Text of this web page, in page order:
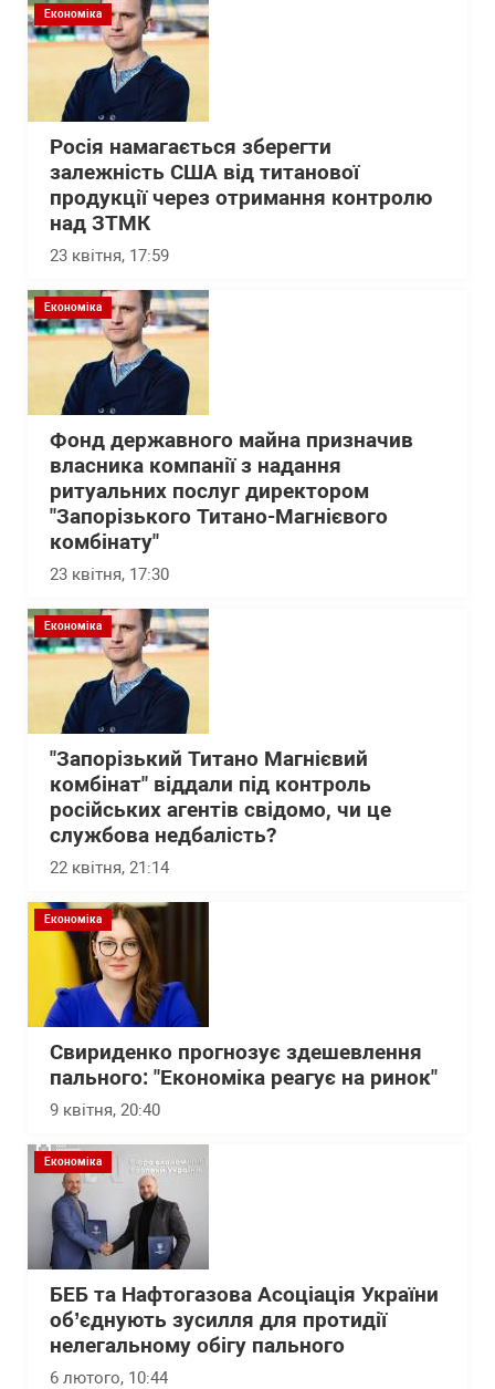
Економіка
Росія намагається зберегти
залежність США від титанової
продукції через отримання контролю
над ЗТМК
23 квітня, 17:59
Економіка
Фонд державного майна призначив
власника компанії з надання
ритуальних послуг директором
"Запорізького Титано-Магнієвого
комбінату"
23 квітня, 17:30
Економіка
"Запорізький Титано Магнієвий
комбінат" віддали під контроль
російських агентів свідомо, чи це
службова недбалість?
22 квітня, 21:14
Економіка
Свириденко прогнозує здешевлення
пального: "Економіка реагує на ринок"
9 квітня, 20:40
Економіка
БЕБ та Нафтогазова Асоціація України
об’єднують зусилля для протидії
нелегальному обігу пального
6 лютого, 10:44